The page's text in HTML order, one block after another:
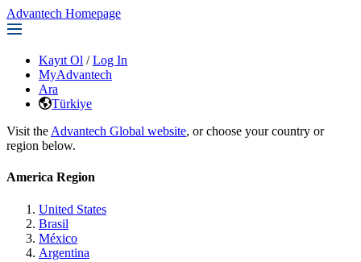
Advantech Homepage
Kayıt Ol / Log In
MyAdvantech
Ara
Türkiye
Visit the Advantech Global website, or choose your country or
region below.
America Region
United States
Brasil
México
Argentina